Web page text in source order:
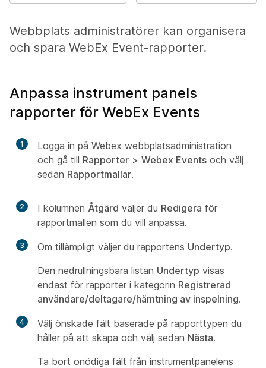
Webbplats administratörer kan organisera
och spara WebEx Event-rapporter.
Anpassa instrument panels
rapporter för WebEx Events
1
Logga in på Webex webbplatsadministration
och gå till Rapporter > Webex Events och välj
sedan Rapportmallar.
2 I kolumnen Åtgärd väljer du Redigera för
rapportmallen som du vill anpassa.
3 Om tillämpligt väljer du rapportens Undertyp.
Den nedrullningsbara listan Undertyp visas
endast för rapporter i kategorin Registrerad
användare/deltagare/hämtning av inspelning.
4
Välj önskade fält baserade på rapporttypen du
håller på att skapa och välj sedan Nästa.
Ta bort onödiga fält från instrumentpanelens